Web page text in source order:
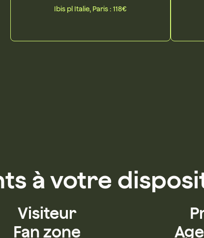
Ibis pl Italie, Paris : 118€
à votre
Visiteur
Fan zone